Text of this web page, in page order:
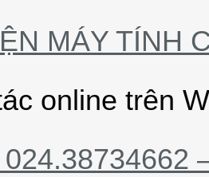
MÁY TÍNH
online trên